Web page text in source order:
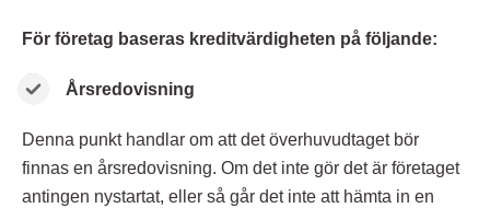
För företag baseras kreditvärdigheten på följande:
Årsredovisning
Denna punkt handlar om att det överhuvudtaget bör
finnas en årsredovisning. Om det inte gör det är företaget
antingen nystartat, eller så går det inte att hämta in en